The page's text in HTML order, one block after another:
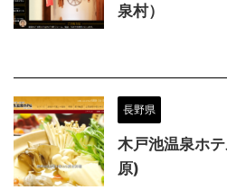
泉村）
長野県
木戸池温泉ホ
原)